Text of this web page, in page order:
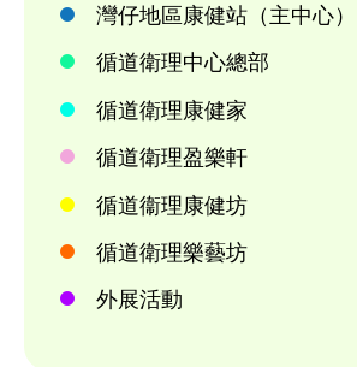
灣仔地區康健站（主中心）
循道衛理中心總部
循道衛理康健家
循道衛理盈樂軒
循道衞理康健坊
循道衛理樂藝坊
外展活動